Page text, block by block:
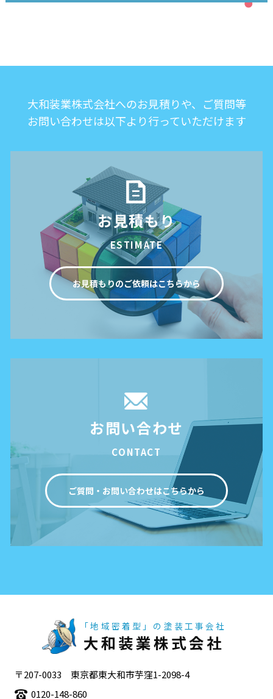
大和装業株式会社へのお見積りや、ご質問等
お問い合わせは以下より行っていただけます
お見積もり
ESTIMATE
お見積もりのご依頼はこちらから
お問い合わせ
CONTACT
ご質問・お問い合わせはこちらから
「地域密着型」の塗装工事会社
大和装業株式会社
〒207-0033 東京都東大和市芋窪1-2098-4
0120-148-860